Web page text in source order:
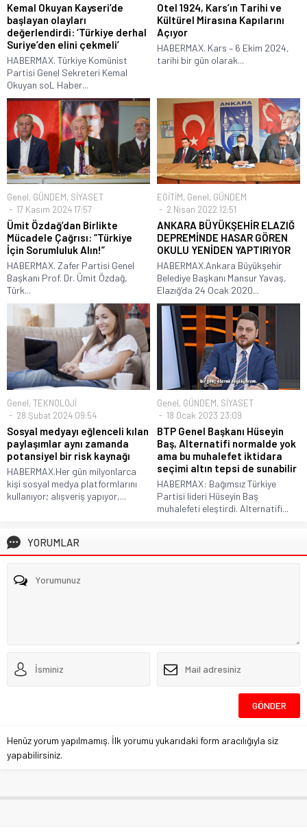
Kemal Okuyan Kayseri’de
başlayan olayları
değerlendirdi: ‘Türkiye derhal
Suriye’den elini çekmeli’
HABERMAX. Türkiye Komünist
Partisi Genel Sekreteri Kemal
Okuyan soL Haber...
Otel 1924, Kars’ın Tarihi ve
Kültürel Mirasına Kapılarını
Açıyor
HABERMAX. Kars – 6 Ekim 2024,
tarihi bir gün olarak...
Genel, GÜNDEM, SİYASET
17 Kasım 2024 17:57
Ümit Özdağ’dan Birlikte
Mücadele Çağrısı: “Türkiye
İçin Sorumluluk Alın!”
HABERMAX. Zafer Partisi Genel
Başkanı Prof. Dr. Ümit Özdağ,
Türk...
EĞİTİM, Genel, GÜNDEM
2 Nisan 2022 12:51
ANKARA BÜYÜKŞEHİR ELAZIĞ
DEPREMİNDE HASAR GÖREN
OKULU YENİDEN YAPTIRIYOR
HABERMAX.Ankara Büyükşehir
Belediye Başkanı Mansur Yavaş,
Elazığ’da 24 Ocak 2020...
Genel, TEKNOLOJİ
28 Şubat 2024 09:54
Sosyal medyayı eğlenceli kılan
paylaşımlar aynı zamanda
potansiyel bir risk kaynağı
HABERMAX.Her gün milyonlarca
kişi sosyal medya platformlarını
kullanıyor; alışveriş yapıyor,...
Genel, GÜNDEM, SİYASET
18 Ocak 2023 23:09
BTP Genel Başkanı Hüseyin
Baş, Alternatifi normalde yok
ama bu muhalefet iktidara
seçimi altın tepsi de sunabilir
HABERMAX: Bağımsız Türkiye
Partisi lideri Hüseyin Baş
muhalefeti eleştirdi. Alternatifi...
YORUMLAR
Henüz yorum yapılmamış. İlk yorumu yukarıdaki form aracılığıyla siz
yapabilirsiniz.